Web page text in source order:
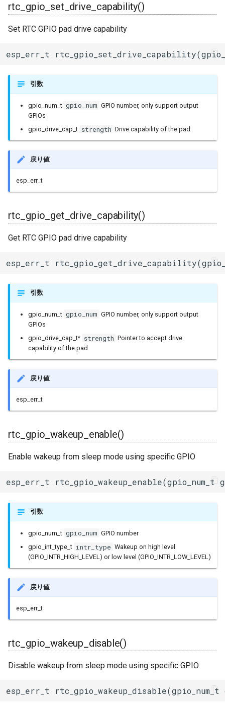
rtc_gpio_set_drive_capability()
Set RTC GPIO pad drive capability
esp_err_t
引数
gpio_num_t gpio_num GPIO number, only support output
GPIOs
gpio_drive_cap_t strength Drive capability of the pad
戻り値
esp_err_t
rtc_gpio_get_drive_capability()
Get RTC GPIO pad drive capability
esp_err_t
引数
gpio_num_t gpio_num GPIO number, only support output
GPIOs
gpio_drive_cap_t* strength Pointer to accept drive
capability of the pad
戻り値
esp_err_t
rtc_gpio_wakeup_enable()
Enable wakeup from sleep mode using specific GPIO
esp_err_t
引数
gpio_num_t gpio_num GPIO number
gpio_int_type_t intr_type Wakeup on high level
(GPIO_INTR_HIGH_LEVEL) or low level (GPIO_INTR_LOW_LEVEL)
戻り値
esp_err_t
rtc_gpio_wakeup_disable()
Disable wakeup from sleep mode using specific GPIO
esp_err_t rtc_gpio_wakeup_disable(gpio_num_t